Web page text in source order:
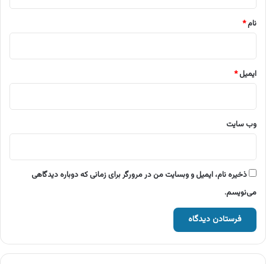
نام*
ایمیل*
وب‌ سایت
ذخیره نام، ایمیل و وبسایت من در مرورگر برای زمانی که دوباره دیدگاهی
می‌نویسم.